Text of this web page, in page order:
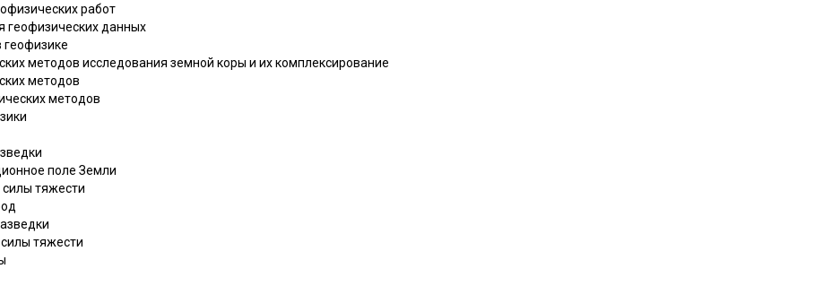
работ
геофизических данных
методов исследования земной коры и их комплексирование
методов
методов
поле Земли
тяжести
тяжести